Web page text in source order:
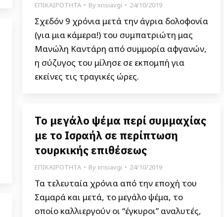
ΕΠΙΚΑΙΡΟΤΗΤΑ Byxrisiavgi 24/10/2019
Σχεδόν 9 χρόνια μετά την άγρια δολοφονία
(για μια κάμερα!) του συμπατριώτη μας
Μανώλη Καντάρη από συμμορία αφγανών,
η σύζυγος του μίλησε σε εκπομπή για
εκείνες τις τραγικές ώρες.
Το μεγάλο ψέμα περί συμμαχίας
με το Ισραήλ σε περίπτωση
τουρκικής επιθέσεως
ΕΠΙΚΑΙΡΟΤΗΤΑ Byxrisiavgi 24/10/2019
Τα τελευταία χρόνια από την εποχή του
Σαμαρά και μετά, το μεγάλο ψέμα, το
οποίο καλλιεργούν οι “έγκυροι” αναλυτές,